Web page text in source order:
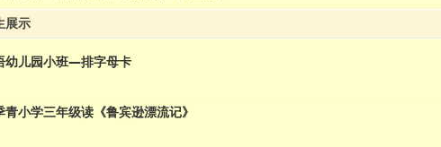
展示
幼儿园小班—排字母卡
青小学三年级读《鲁宾逊漂流记》